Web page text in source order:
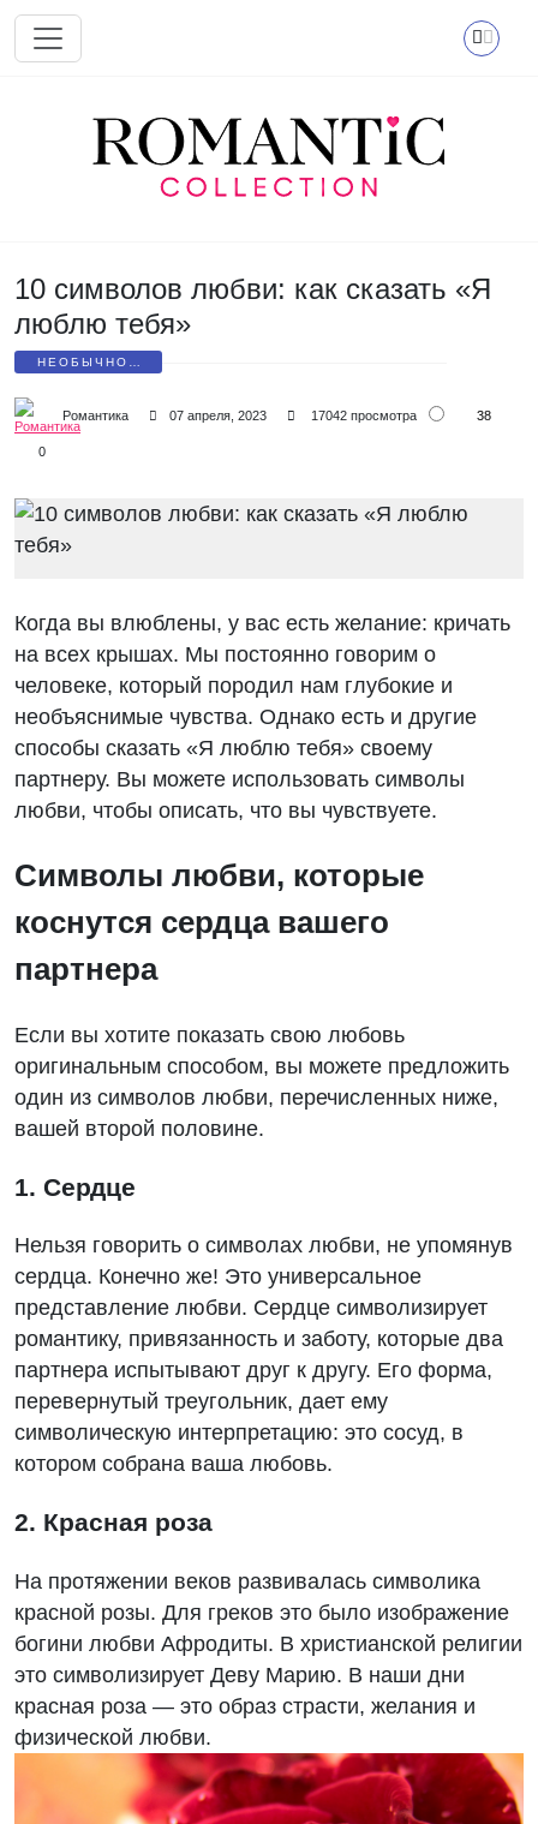
Перейти к основному содержанию
10 символов любви: как сказать «Я
люблю тебя»
НЕОБЫЧНОЕ
Романтика 07 апреля, 2023 17042 просмотра 38
0
Когда вы влюблены, у вас есть желание: кричать
на всех крышах. Мы постоянно говорим о
человеке, который породил нам глубокие и
необъяснимые чувства. Однако есть и другие
способы сказать «Я люблю тебя» своему
партнеру. Вы можете использовать символы
любви, чтобы описать, что вы чувствуете.
Символы любви, которые
коснутся сердца вашего
партнера
Если вы хотите показать свою любовь
оригинальным способом, вы можете предложить
один из символов любви, перечисленных ниже,
вашей второй половине.
1. Сердце
Нельзя говорить о символах любви, не упомянув
сердца. Конечно же! Это универсальное
представление любви. Сердце символизирует
романтику, привязанность и заботу, которые два
партнера испытывают друг к другу. Его форма,
перевернутый треугольник, дает ему
символическую интерпретацию: это сосуд, в
котором собрана ваша любовь.
2. Красная роза
На протяжении веков развивалась символика
красной розы. Для греков это было изображение
богини любви Афродиты. В христианской религии
это символизирует Деву Марию. В наши дни
красная роза — это образ страсти, желания и
физической любви.